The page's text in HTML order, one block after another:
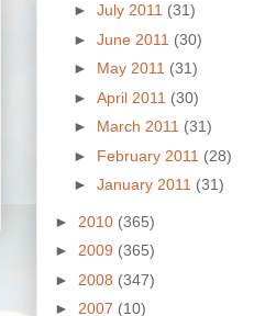
► July 2011 (31)
► June 2011 (30)
► May 2011 (31)
► April 2011 (30)
► March 2011 (31)
► February 2011 (28)
► January 2011 (31)
► 2010 (365)
► 2009 (365)
► 2008 (347)
► 2007 (10)